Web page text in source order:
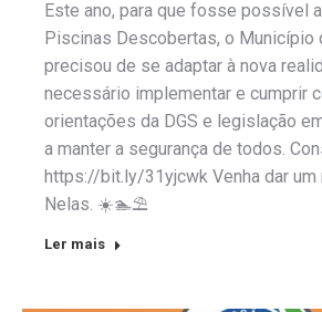
Este ano, para que fosse possível
Piscinas Descobertas, o Município
precisou de se adaptar à nova
necessário implementar e cumprir
orientações da DGS e legislação
a manter a segurança de todos.
https://bit.ly/31yjcwk Venha dar um
Nelas. ☀️🏊⛱
Ler mais